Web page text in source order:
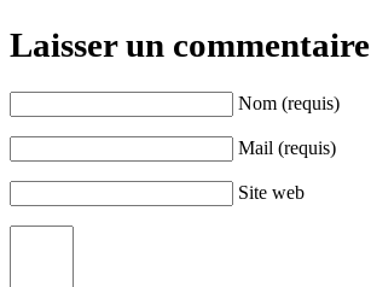
Laisser un commentaire
Nom (requis)
Mail (requis)
Site web